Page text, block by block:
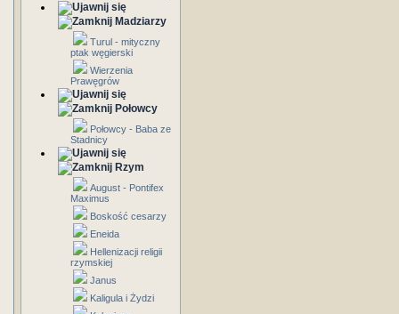
Madziarzy
Turul - mityczny
ptak węgierski
Wierzenia
Prawęgrów
Połowcy
Połowcy - Baba ze
Stadnicy
Rzym
August - Pontifex
Maximus
Boskość cesarzy
Eneida
Hellenizacji religii
rzymskiej
Janus
Kaligula i Żydzi